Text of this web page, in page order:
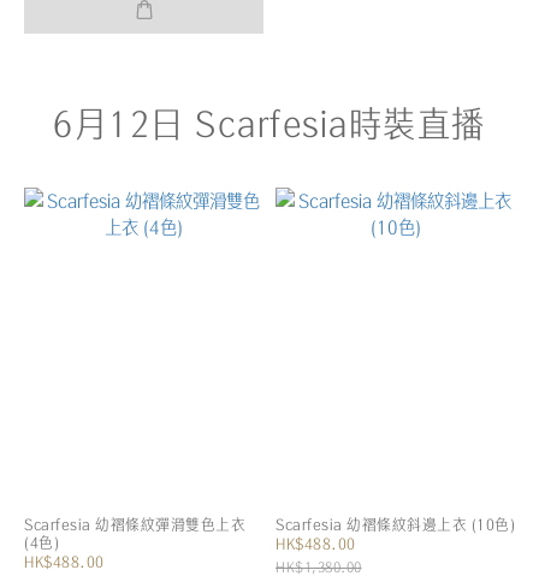
6月12日 Scarfesia時裝直播
Scarfesia 幼褶條紋彈滑雙色上衣
(4色)
HK$488.00
Scarfesia 幼褶條紋斜邊上衣 (10色)
HK$488.00
HK$1,380.00